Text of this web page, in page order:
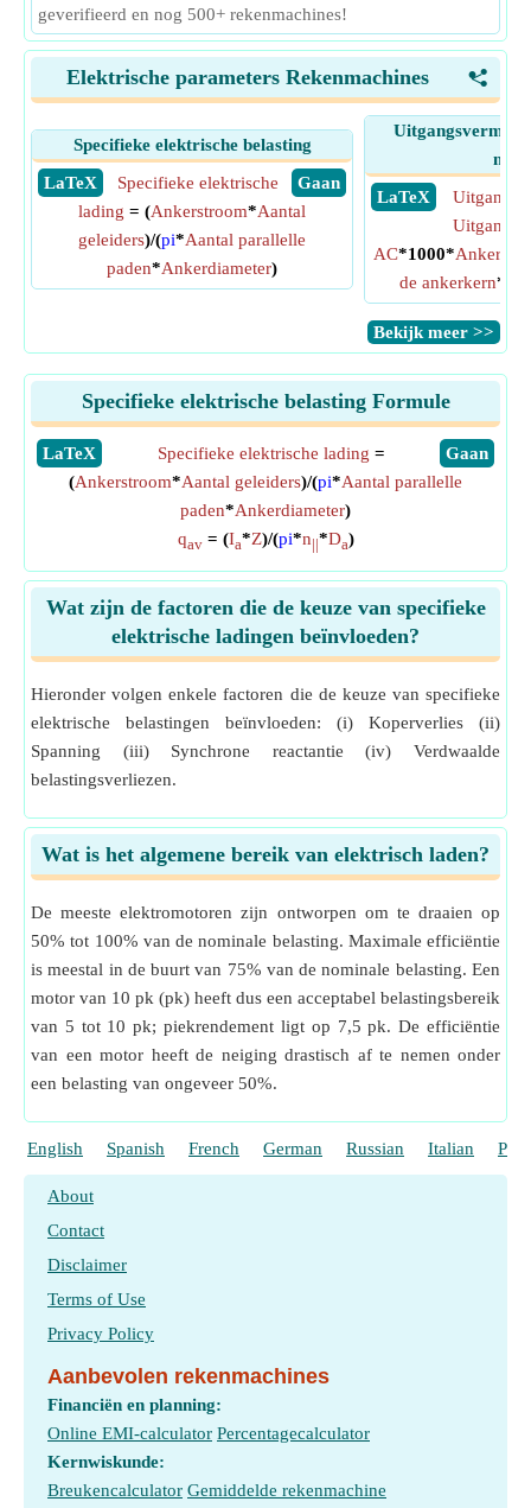
geverifieerd en nog 500+ rekenmachines!
<
Elektrische parameters Rekenmachines
Specifieke elektrische belasting
​ LaTeX
​ Gaan
Specifieke elektrische
lading = (Ankerstroom*Aantal
geleiders)/(pi*Aantal parallelle
paden*Ankerdiameter)
​ LaTeX
AC*1000*
de ankerkern*
​Bekijk meer >>
Specifieke elektrische belasting Formule
​LaTeX ​Gaan
Specifieke elektrische lading =
(Ankerstroom*Aantal geleiders)/(pi*Aantal parallelle
paden*Ankerdiameter)
qav= (Ia*Z)/(pi*n *Da)
Wat zijn de factoren die de keuze van specifieke
elektrische ladingen beïnvloeden?
Hieronder volgen enkele factoren die de keuze van specifieke
elektrische belastingen beïnvloeden: (i) Koperverlies (ii)
Spanning (iii) Synchrone reactantie (iv) Verdwaalde
belastingsverliezen.
Wat is het algemene bereik van elektrisch laden?
De meeste elektromotoren zijn ontworpen om te draaien op
50% tot 100% van de nominale belasting. Maximale efficiëntie
is meestal in de buurt van 75% van de nominale belasting. Een
motor van 10 pk (pk) heeft dus een acceptabel belastingsbereik
van 5 tot 10 pk; piekrendement ligt op 7,5 pk. De efficiëntie
van een motor heeft de neiging drastisch af te nemen onder
een belasting van ongeveer 50%.
English Spanish French German Russian Italian
About
Contact
Disclaimer
Terms of Use
Privacy Policy
Aanbevolen rekenmachines
Financiën en planning:
Online EMI-calculator Percentagecalculator
Kernwiskunde:
Breukencalculator Gemiddelde rekenmachine